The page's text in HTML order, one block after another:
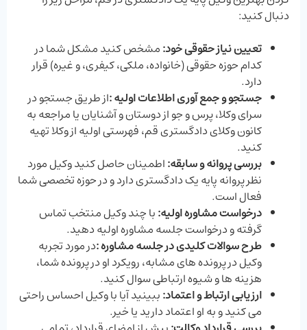
دنبال کنید:
تعیین نیاز حقوقی خود:مشخص کنید مشکل شما در
کدام حوزه حقوقی (خانواده، ملکی، کیفری، و غیره) قرار
دارد.
جستجو و جمع ‌آوری اطلاعات اولیه:از طریق جستجو در
سرای وکلا، پرس‌ و جو از دوستان و آشنایان یا مراجعه به
کانون وکلای دادگستری قم، فهرستی اولیه از وکلا تهیه
کنید.
بررسی پروانه و سابقه:اطمینان حاصل کنید وکیل مورد
نظر پروانه پایه یک دادگستری دارد و در حوزه تخصصی شما
فعال است.
درخواست مشاوره اولیه:با چند وکیل منتخب تماس
گرفته و درخواست جلسه مشاوره اولیه دهید.
طرح سوالات کلیدی در جلسه مشاوره:در مورد تجربه
وکیل در پرونده ‌های مشابه، رویکرد او در پرونده شما،
هزینه‌ ها و شیوه ارتباطی سوال کنید.
ارزیابی ارتباط و اعتماد:ببینید آیا با وکیل احساس راحتی
می‌ کنید و به او اعتماد دارید یا خیر.